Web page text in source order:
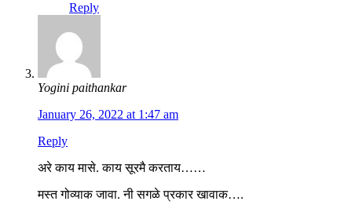
Reply
Yogini paithankar
January 26, 2022 at 1:47 am
Reply
अरे काय मासे. काय सूरमै करताय……
मस्त गोव्याक जावा. नी सगळे प्रकार खावाक….